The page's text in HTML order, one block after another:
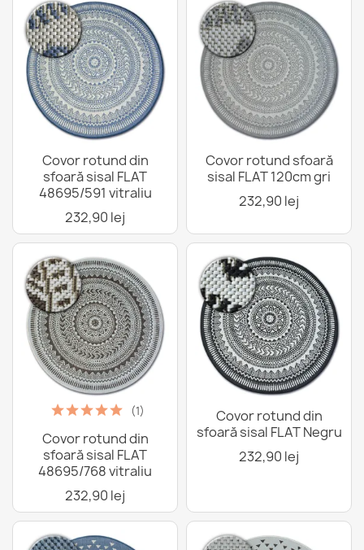
Covor rotund din
sfoară sisal FLAT
48695/591 vitraliu
232,90 lej
Covor rotund sfoară
sisal FLAT 120cm gri
232,90 lej
(1)
Covor rotund din
sfoară sisal FLAT
48695/768 vitraliu
232,90 lej
Covor rotund din
sfoară sisal FLAT Negru
232,90 lej